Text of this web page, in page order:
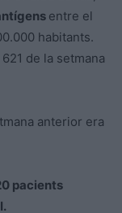
entre el
habitants.
de la setmana
anterior era
pacients